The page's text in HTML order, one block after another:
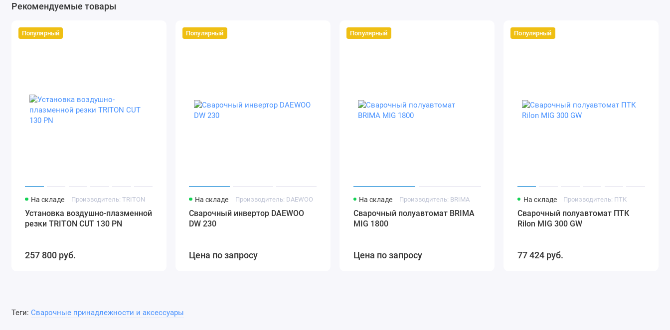
Рекомендуемые товары
Популярный
На складе Производитель: TRITON
Установка воздушно-плазменной
резки TRITON CUT 130 PN
257 800 руб.
Популярный
На складе Производитель: DAEWOO
Сварочный инвертор DAEWOO
DW 230
Цена по запросу
Популярный
На складе Производитель: BRIMA
Сварочный полуавтомат BRIMA
MIG 1800
Цена по запросу
Популярный
На складе Производитель: ПТК
Сварочный полуавтомат ПТК
Rilon MIG 300 GW
77 424 руб.
Теги: Сварочные принадлежности и аксессуары